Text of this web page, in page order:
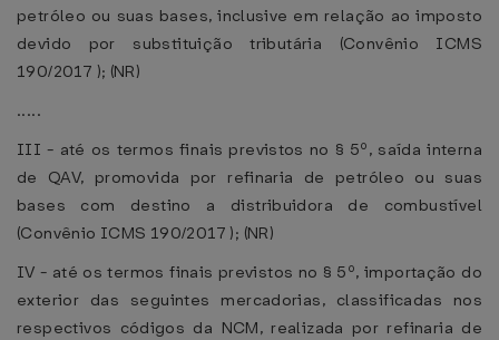
petróleo ou suas bases, inclusive em relação ao imposto
devido por substituição tributária (Convênio ICMS
190/2017 ); (NR)
.....
III - até os termos finais previstos no § 5º, saída interna
de QAV, promovida por refinaria de petróleo ou suas
bases com destino a distribuidora de combustível
(Convênio ICMS 190/2017 ); (NR)
IV - até os termos finais previstos no § 5º, importação do
exterior das seguintes mercadorias, classificadas nos
respectivos códigos da NCM, realizada por refinaria de